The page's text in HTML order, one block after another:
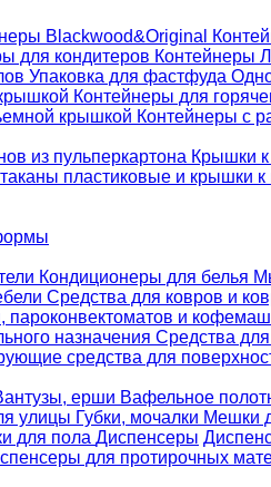
Blackwood&Original
для кондитеров Контейнеры
Упаковка для фастфуда
Контейнеры для
крышкой Контейнеры с
из пульперкартона Крышки
пластиковые и крышки к
Кондиционеры для белья
Средства для ковров и
и
назначения Средства
средства для
ерши Вафельное
улицы Губки, мочалки Мешки
для пола Диспенсеры
для протирочных